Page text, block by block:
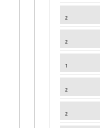
2
2
1
2
2